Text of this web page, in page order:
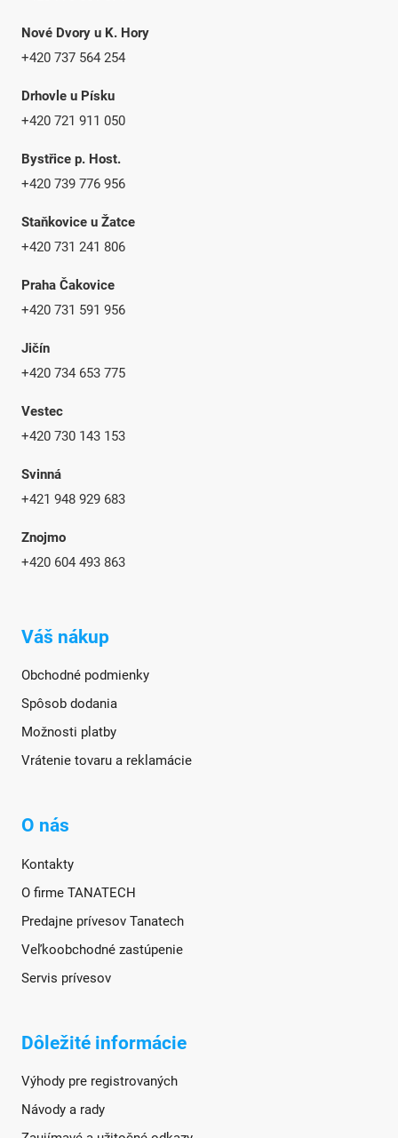
Nové Dvory u K. Hory
+420 737 564 254
Drhovle u Písku
+420 721 911 050
Bystřice p. Host.
+420 739 776 956
Staňkovice u Žatce
+420 731 241 806
Praha Čakovice
+420 731 591 956
Jičín
+420 734 653 775
Vestec
+420 730 143 153
Svinná
+421 948 929 683
Znojmo
+420 604 493 863
Váš nákup
Obchodné podmienky
Spôsob dodania
Možnosti platby
Vrátenie tovaru a reklamácie
O nás
Kontakty
O firme TANATECH
Predajne prívesov Tanatech
Veľkoobchodné zastúpenie
Servis prívesov
Dôležité informácie
Výhody pre registrovaných
Návody a rady